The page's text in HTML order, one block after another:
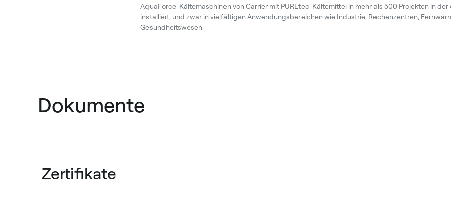
AquaForce-Kältemaschinen von Carrier mit PUREtec-Kältemittel in mehr als 500 Projekten in
installiert, und zwar in vielfältigen Anwendungsbereichen wie Industrie, Rechenzentren,
Gesundheitswesen.
Dokumente
Zertifikate